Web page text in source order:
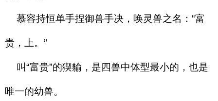
慕容持恒单手捏御兽手决，唤灵兽之名：“富
贵，上。”
叫“富贵”的猰貐，是四兽中体型最小的，也是
唯一的幼兽。